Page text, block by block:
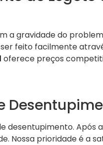
a gravidade do
feito facilmente
oferece preços
desentupimento. Após
Nossa prioridade é a